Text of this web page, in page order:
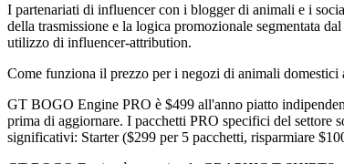
I partenariati di influencer con i blogger di animali e i
della trasmissione e la logica promozionale segmentata
utilizzo di influencer-attribution.
Come funziona il prezzo per i negozi di animali domestici
GT BOGO Engine PRO è $499 all'anno piatto
prima di aggiornare. I pacchetti PRO specifici del settore
significativi: Starter ($299 per 5 pacchetti, risparmiare